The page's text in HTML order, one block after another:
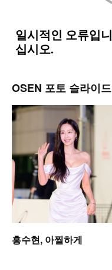
OSEN 포토 슬라이드
홍수현, 아찔하게